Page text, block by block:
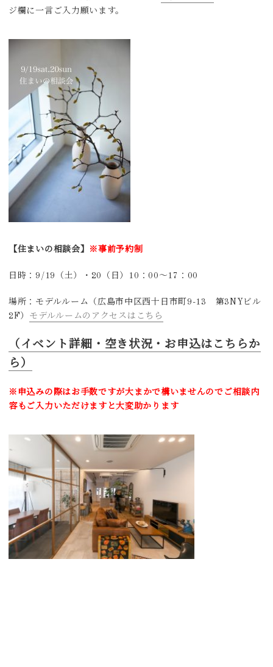
ジ欄に一言ご入力願います。
【住まいの相談会】 ※事前予約制
日時：9/19（土）・20（日）10：00～17：00
場所：モデルルーム（広島市中区西十日市町9-13 第3NYビル
2F） モデルルームのアクセスはこちら
（ イベント詳細・空き状況・お申込はこちらか
ら）
※申込みの際はお手数ですが大まかで構いませんのでご相談内
容もご入力いただけますと大変助かります